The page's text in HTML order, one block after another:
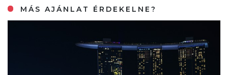
MÁS AJÁNLAT ÉRDEKELNE?